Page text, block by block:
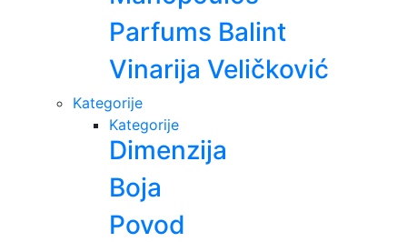
Parfums Balint
Vinarija Veličković
Kategorije
Kategorije
Dimenzija
Boja
Povod